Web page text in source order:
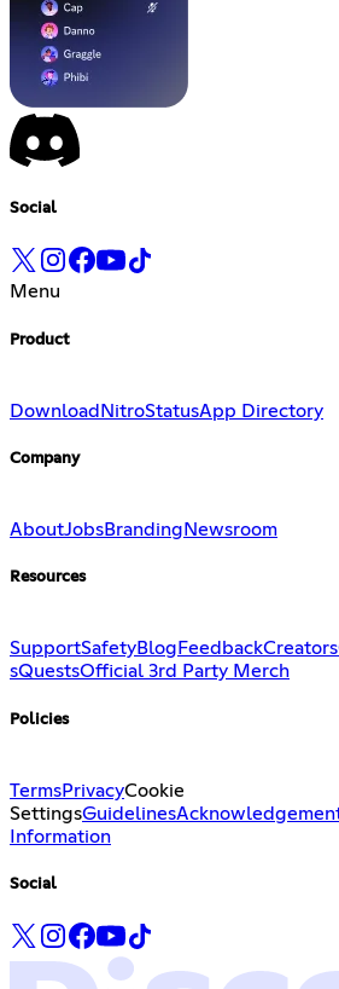
Social
Menu
Product
Download NitroStatusApp Directory
Company
AboutJobsBranding Newsroom
Resources
SupportSafetyBlog FeedbackCreators
sQuestsOfficial 3rd Party Merch
Policies
TermsPrivacyCookie
SettingsGuidelines
Information
Social